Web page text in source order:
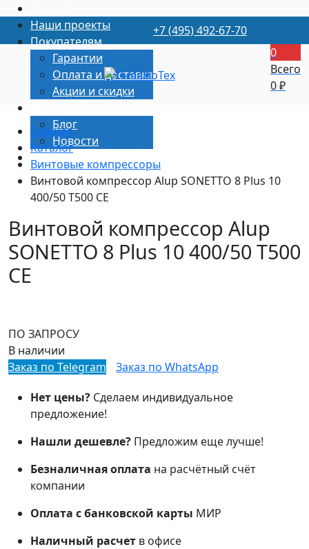
Наши проекты
Покупателям
Гарантии
Оплата и доставка
Акции и скидки
Блог
Новости
Контакты
+7 (495) 492-67-70
0
Всего
0₽
Главная
Каталог
Винтовые компрессоры
Винтовой компрессор Alup SONETTO 8 Plus 10
400/50 T500 CE
Винтовой компрессор Alup
SONETTO 8 Plus 10 400/50 T500
CE
ПО ЗАПРОСУ
В наличии
Заказ по Telegram
Заказ по WhatsApp
Нет цены? Сделаем индивидуальное
предложение!
Нашли дешевле? Предложим еще лучше!
Безналичная оплата на расчётный счёт
компании
Оплата с банковской карты МИР
Наличный расчет в офисе